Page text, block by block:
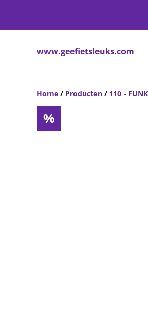
www.geefietsleuks.com
Home / Producten / 110 -
%